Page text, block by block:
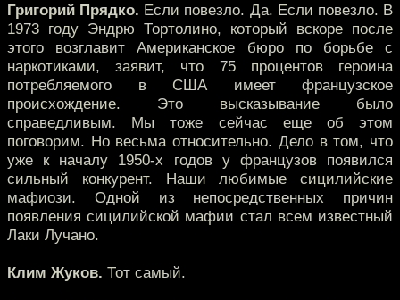
Григорий Прядко. Если повезло. Да. Если повезло. В
1973 году Эндрю Тортолино, который вскоре после
этого возглавит Американское бюро по борьбе с
наркотиками, заявит, что 75 процентов героина
потребляемого в США имеет французское
происхождение. Это высказывание было
справедливым. Мы тоже сейчас еще об этом
поговорим. Но весьма относительно. Дело в том, что
уже к началу 1950-х годов у французов появился
сильный конкурент. Наши любимые сицилийские
мафиози. Одной из непосредственных причин
появления сицилийской мафии стал всем известный
Лаки Лучано.
Клим Жуков. Тот самый.